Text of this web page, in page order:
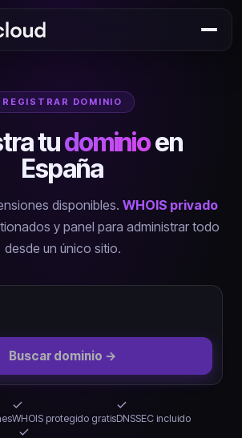
REGISTRAR DOMINIO
tudominioen
España
disponibles. WHOIS privado
y panel para administrar todo
desde un único sitio.
Buscar dominio →
WHOIS protegido gratisDNSSEC incluido